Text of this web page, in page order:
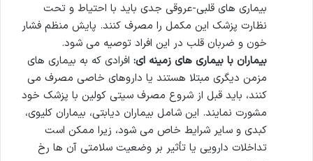
بیماری های قلبی-عروقی جدی باید با احتیاط و تحت
نظارت پزشک این مکمل را مصرف کنند. پایش منظم فشار
خون و ضربان قلب در این افراد توصیه می شود.
بیماران با بیماری های زمینه ای: افرادی که به بیماری های
مزمن دیگری مبتلا هستند یا داروهای خاصی مصرف می
کنند، باید قبل از شروع مصرف سیتی کولین با پزشک خود
مشورت نمایند. این شامل بیماران دیابتی، بیماران کلیوی،
کبدی و سایر شرایط خاص می شود، زیرا ممکن است
تداخلات دارویی یا تأثیر بر وضعیت سلامتی آن ها رخ